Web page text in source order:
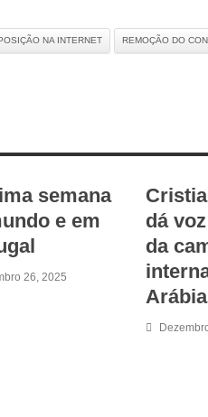
NA INTERNET REMOÇÃO DO
semana
e em
26, 2025
dá
da